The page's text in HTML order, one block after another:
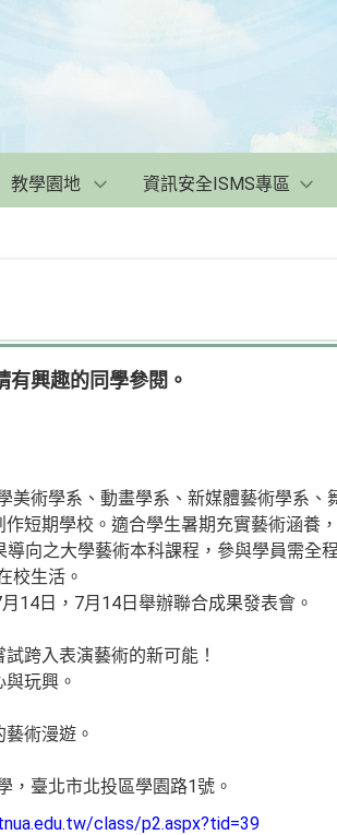
教學園地 資訊安全ISMS專區
有興趣的同學參閱。
美術學系、動畫學系、新媒體藝術學系
短期學校。適合學生暑期充實藝術涵養
向之大學藝術本科課程，參與學員需全
校生活。
14日，7月14日舉辦聯合成果發表會。
跨入表演藝術的新可能！
玩興。
術漫遊。
，臺北市北投區學園路1號。
class/p2.aspx?tid=39